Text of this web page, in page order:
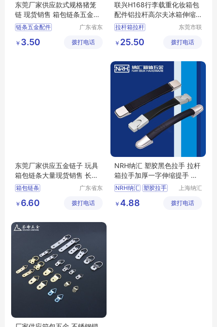
东莞厂家供应款式规格猪笼
链 现货销售 箱包链条五金配
件批发定制
链条五金配件
广东省东
镇锦厦社
￥ 3.50 拨打电话
联兴H168行李载重化妆箱包
配件铝拉杆高尔夫冰箱伸缩
电源推车拉杆
拉杆箱拉杆
拉杆箱脚轮
箱包拉杆
东莞市联
件有限公
￥ 25.50 拨打电话
东莞厂家供应五金链子 玩具
箱包链条大量现货销售 长短
定做
箱包链条
广东省东
镇锦厦社
￥ 6.60 拨打电话
NRH纳汇 塑胶黑色拉手 拉杆
箱拉手加厚一字伸缩提手 旅
行箱箱包配件
NRH纳汇 塑胶拉手
加厚一字伸缩提手
上海纳汇
有限公司
￥ 4.88 拨打电话